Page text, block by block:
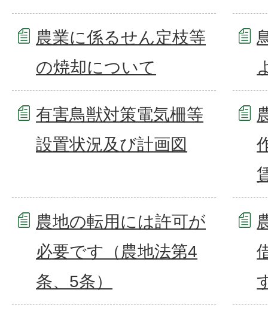
農業に係るせん定枝等
の焼却について
有害鳥獣対策電気柵等
設置状況及び計画図
農地の転用には許可が
必要です（農地法第4
条、5条）